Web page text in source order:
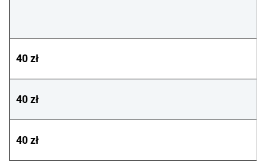
40 zł
40 zł
40 zł